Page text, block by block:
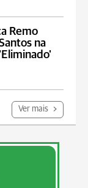
Remo
na
Ver mais